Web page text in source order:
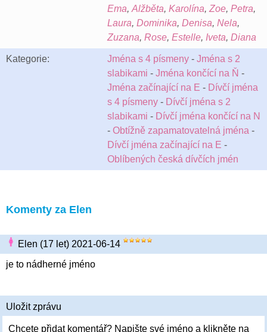
Ema, Alžběta, Karolína, Zoe, Petra,
Laura, Dominika, Denisa, Nela,
Zuzana, Rose, Estelle, Iveta, Diana
Kategorie: Jména s 4 písmeny - Jména s 2
slabikami - Jména končící na Ň -
Jména začínající na E - Dívčí jména
s 4 písmeny - Dívčí jména s 2
slabikami - Dívčí jména končící na N
- Obtížně zapamatovatelná jména -
Dívčí jména začínající na E -
Oblíbených česká dívčích jmén
Komenty za Elen
Elen (17 let) 2021-06-14
je to nádherné jméno
Uložit zprávu
Chcete přidat komentář? Napište své jméno a klikněte na